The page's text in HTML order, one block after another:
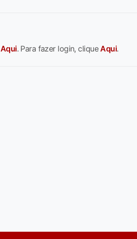
Aqui. Para fazer login, cliqueAqui.